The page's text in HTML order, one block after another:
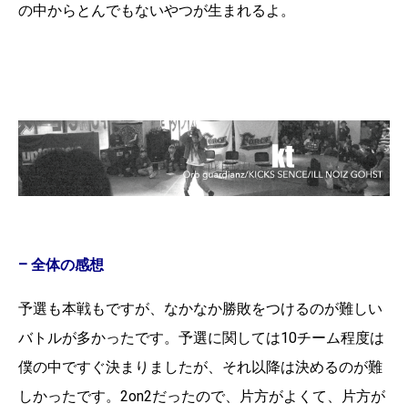
の中からとんでもないやつが生まれるよ。
– 全体の感想
予選も本戦もですが、なかなか勝敗をつけるのが難しい
バトルが多かったです。予選に関しては10チーム程度は
僕の中ですぐ決まりましたが、それ以降は決めるのが難
しかったです。2on2だったので、片方がよくて、片方が